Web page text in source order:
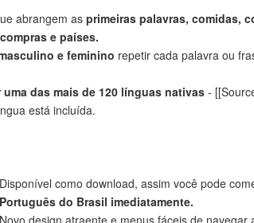
abrangem as primeiras palavras, comidas,
e países.
e feminino repetir cada palavra ou
das mais de 120 línguas nativas -
está incluída.
Disponível como download, assim você pode
Português do Brasil imediatamente.
Novo design atraente e menus fáceis de navegar